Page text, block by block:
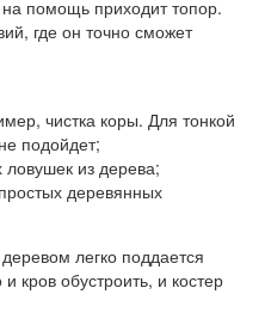
помощь приходит топор.
где он точно сможет
чистка коры. Для тонкой
подойдет;
ловушек из дерева;
деревянных
легко поддается
кров обустроить, и костер